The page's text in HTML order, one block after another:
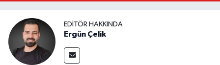
EDITÖR HAKKINDA
Ergün Çelik